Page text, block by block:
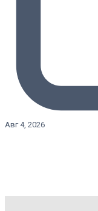
Авг 4, 2026